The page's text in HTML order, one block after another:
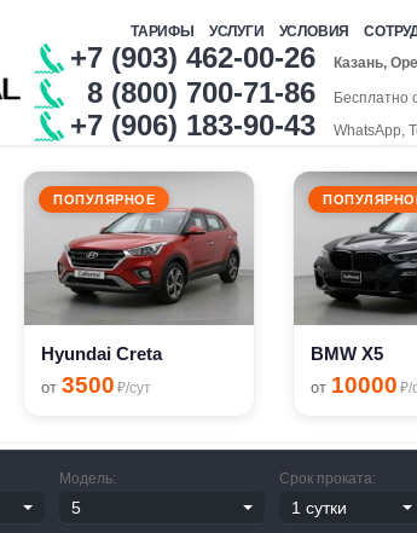
ТАРИФЫ УСЛУГИ УСЛОВИЯ
+7 (903) 462-00-26 Казань,
8 (800) 700-71-86 Бесплатно
+7 (906) 183-90-43 WhatsApp,
ПОПУЛЯРНОЕ
Hyundai Creta
от 3500 ₽/сут
BMW X5
от 10000 ₽/
Модель: Срок проката: